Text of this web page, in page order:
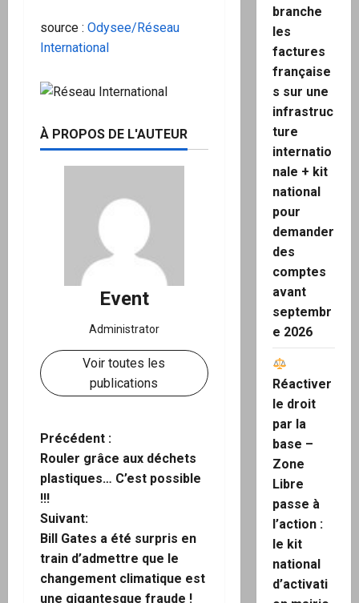
source : Odysee/Réseau
International
À PROPOS DE L'AUTEUR
Event
Administrator
Voir toutes les
publications
N
a
v
i
g
Précédent :
Rouler grâce aux déchets
plastiques… C’est possible
!!!
Suivant:
Bill Gates a été surpris en
train d’admettre que le
changement climatique est
une gigantesque fraude !
branche
les
factures
française
s sur une
infrastruc
ture
internatio
nale + kit
national
pour
demander
des
comptes
avant
septembr
e 2026
Réactiver
le droit
par la
base –
Zone
Libre
passe à
l’action :
le kit
national
d’activati